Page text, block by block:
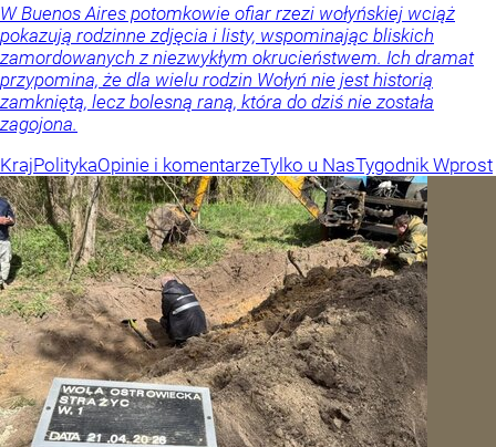
W Buenos Aires potomkowie ofiar rzezi wołyńskiej wciąż
pokazują rodzinne zdjęcia i listy, wspominając bliskich
zamordowanych z niezwykłym okrucieństwem. Ich dramat
przypomina, że dla wielu rodzin Wołyń nie jest historią
zamkniętą, lecz bolesną raną, która do dziś nie została
zagojona.
KrajPolitykaOpinie i komentarzeTylko u NasTygodnik Wprost